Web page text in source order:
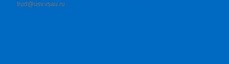
trud@usv.vsau.ru